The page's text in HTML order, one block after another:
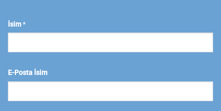
İsim*
E-Posta İsim